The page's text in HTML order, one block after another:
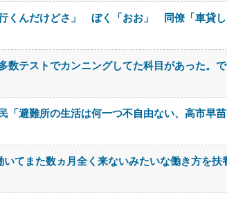
くんだけどさ」 ぼく「おお」 同僚「車貸
数テストでカンニングしてた科目があった。
「避難所の生活は何一つ不自由ない、高市早
てまた数ヵ月全く来ないみたいな働き方を